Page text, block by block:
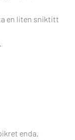
en liten sniktitt
enda,